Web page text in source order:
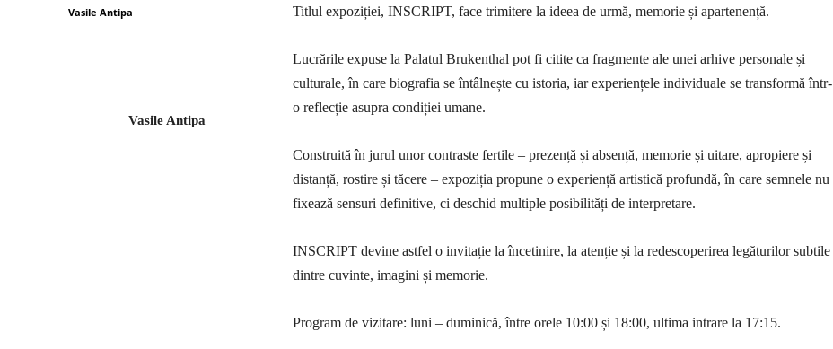
Vasile Antipa
Vasile Antipa
Titlul expoziției, INSCRIPT, face trimitere la ideea de urmă, memorie și apartenență.
Lucrările expuse la Palatul Brukenthal pot fi citite ca fragmente ale unei arhive personale și
culturale, în care biografia se întâlnește cu istoria, iar experiențele individuale se transformă într-
o reflecție asupra condiției umane.
Construită în jurul unor contraste fertile – prezență și absență, memorie și uitare, apropiere și
distanță, rostire și tăcere – expoziția propune o experiență artistică profundă, în care semnele nu
fixează sensuri definitive, ci deschid multiple posibilități de interpretare.
INSCRIPT devine astfel o invitație la încetinire, la atenție și la redescoperirea legăturilor subtile
dintre cuvinte, imagini și memorie.
Program de vizitare: luni – duminică, între orele 10:00 și 18:00, ultima intrare la 17:15.